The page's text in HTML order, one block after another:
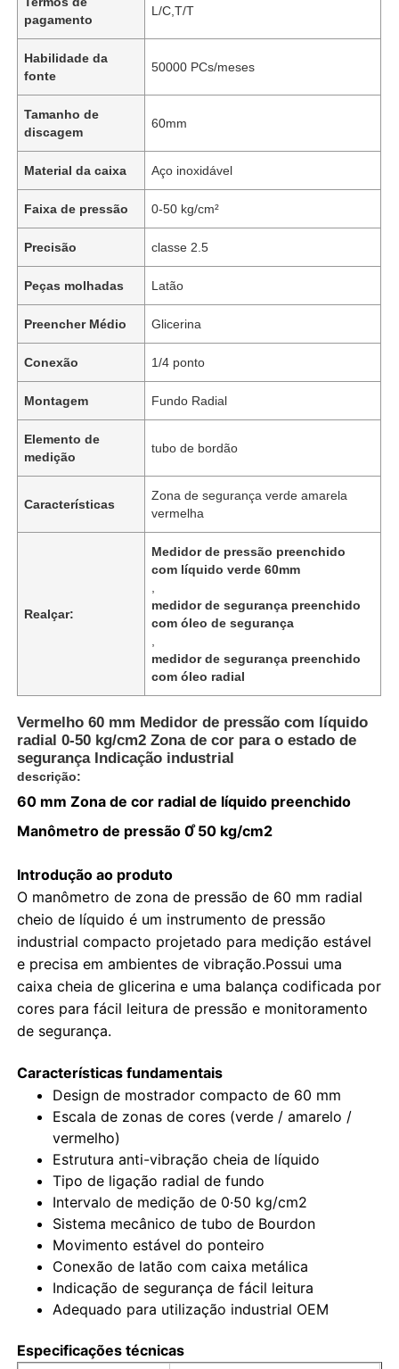
Produtos
Quem Somos
Fábrica
Controle de Qualidade
Fale Conosco
Pedir um orçamento
Medidor de pressão de aço inoxidável
Manômetro de pressão à prova de choque
Medidor de temperatura e pressão
pagamento
L/C,T/T
Habilidade da
fonte
50000 PCs/meses
Tamanho de
discagem
60mm
Material da caixa Aço inoxidável
Faixa de pressão 0-50 kg/cm²
Precisão classe 2.5
Peças molhadas Latão
Preencher Médio Glicerina
Conexão 1/4 ponto
Montagem Fundo Radial
Elemento de
medição
tubo de bordão
Características
Zona de segurança verde amarela
vermelha
Realçar:
Medidor de pressão preenchido
com líquido verde 60mm
medidor de segurança preenchido
com óleo de segurança
medidor de segurança preenchido
com óleo radial
Vermelho 60 mm Medidor de pressão com líquido
radial 0-50 kg/cm2 Zona de cor para o estado de
segurança Indicação industrial
descrição:
60 mm Zona de cor radial de líquido preenchido
Manômetro de pressão 0 ̊50 kg/cm2
Introdução ao produto
O manômetro de zona de pressão de 60 mm radial
cheio de líquido é um instrumento de pressão
industrial compacto projetado para medição estável
e precisa em ambientes de vibração.Possui uma
caixa cheia de glicerina e uma balança codificada por
cores para fácil leitura de pressão e monitoramento
de segurança.
Características fundamentais
Design de mostrador compacto de 60 mm
Escala de zonas de cores (verde / amarelo /
vermelho)
Estrutura anti-vibração cheia de líquido
Tipo de ligação radial de fundo
Intervalo de medição de 0·50 kg/cm2
Sistema mecânico de tubo de Bourdon
Movimento estável do ponteiro
Conexão de latão com caixa metálica
Indicação de segurança de fácil leitura
Adequado para utilização industrial OEM
Especificações técnicas